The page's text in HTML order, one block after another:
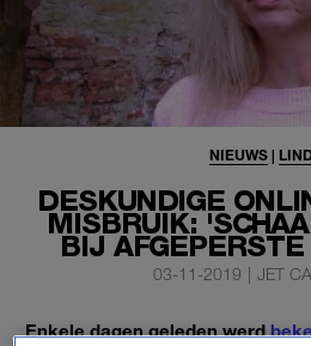
DESKUNDIGE
MISBRUIK:
BIJ
NIEUWS |
03-11-2019 | JET
Enkele dagen geleden werd